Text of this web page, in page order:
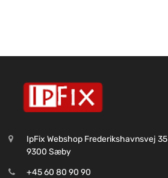
IpFix Webshop Frederikshavnsvej 35
9300 Sæby
+45 60 80 90 90